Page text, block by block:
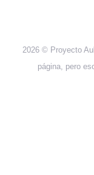
2026 © Proyecto
página, pero